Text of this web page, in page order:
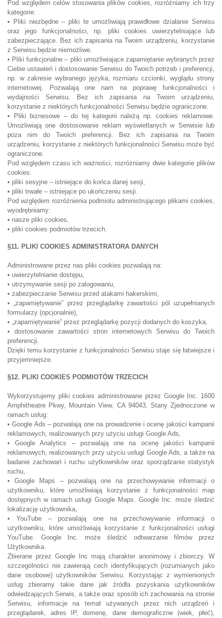
Pod względem celów stosowania plików cookies, rozróżniamy ich trzy
kategorie:
• Pliki niezbędne – pliki te umożliwiają prawidłowe działanie Serwisu
oraz jego funkcjonalności, np. pliki cookies uwierzytelniające lub
zabezpieczające. Bez ich zapisania na Twoim urządzeniu, korzystanie
z Serwisu będzie niemożliwe.
• Pliki funkcjonalne – pliki umożliwiające zapamiętanie wybranych przez
Ciebie ustawień i dostosowanie Serwisu do Twoich potrzeb i preferencji,
np. w zakresie wybranego języka, rozmiaru czcionki, wyglądu strony
internetowej. Pozwalają one nam na poprawę funkcjonalności i
wydajności Serwisu. Bez ich zapisania na Twoim urządzeniu,
korzystanie z niektórych funkcjonalności Serwisu będzie ograniczone.
• Pliki biznesowe – do tej kategorii należą np. cookies reklamowe.
Umożliwiają one dostosowanie reklam wyświetlanych w Serwisie lub
poza nim do Twoich preferencji. Bez ich zapisania na Twoim
urządzeniu, korzystanie z niektórych funkcjonalności Serwisu może być
ograniczone.
Pod względem czasu ich ważności, rozróżniamy dwie kategorie plików
cookies:
• pliki sesyjne – istniejące do końca danej sesji,
• pliki trwałe – istniejące po ukończeniu sesji.
Pod względem rozróżnienia podmiotu administrującego plikami cookies,
wyodrębniamy:
• nasze pliki cookies,
• pliki cookies podmiotów trzecich.
§11. PLIKI COOKIES ADMINISTRATORA DANYCH
Administrowane przez nas pliki cookies pozwalają na:
• uwierzytelnianie dostępu,
• utrzymywanie sesji po zalogowaniu,
• zabezpieczanie Serwisu przed atakami hakerskimi,
• „zapamiętywanie” przez przeglądarkę zawartości pól uzupełnianych
formularzy (opcjonalnie),
• „zapamiętywanie” przez przeglądarkę pozycji dodanych do koszyka,
• dostosowanie zawartości stron internetowych Serwisu do Twoich
preferencji.
Dzięki temu korzystanie z funkcjonalności Serwisu staje się łatwiejsze i
przyjemniejsze.
§12. PLIKI COOKIES PODMIOTÓW TRZECICH
Wykorzystujemy pliki cookies administrowane przez Google Inc. 1600
Amphitheatre Pkwy, Mountain View, CA 94043, Stany Zjednoczone w
ramach usług:
• Google Ads – pozwalają one na prowadzenie i ocenę jakości kampanii
reklamowych, realizowanych przy użyciu usługi Google Ads,
• Google Analytics – pozwalają one na ocenę jakości kampanii
reklamowych, realizowanych przy użyciu usługi Google Ads, a także na
badanie zachowań i ruchu użytkowników oraz sporządzanie statystyk
ruchu,
• Google Maps – pozwalają one na przechowywanie informacji o
użytkowniku, które umożliwiają korzystanie z funkcjonalności map
dostępnych w ramach usługi Google Maps. Google Inc. może śledzić
lokalizację użytkownika,
• YouTube – pozwalają one na przechowywanie informacji o
użytkowniku, które umożliwiają korzystanie z funkcjonalności usługi
YouTube. Google Inc. może śledzić odtwarzanie filmów przez
Użytkownika.
Zbierane przez Google Inc mają charakter anonimowy i zbiorczy. W
szczególności nie zawierają cech identyfikujących (rozumianych jako
dane osobowe) użytkowników Serwisu. Korzystając z wymienionych
usług zbieramy takie dane jak źródła pozyskania użytkowników
odwiedzających Serwis, a także oraz sposób ich zachowania na stronie
Serwisu, informacje na temat używanych przez nich urządzeń i
przeglądarek, adres IP, domenę, dane demograficzne (wiek, płeć),